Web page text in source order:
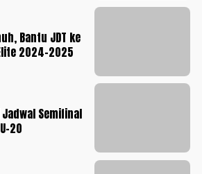
Bantu JDT ke
2024-2025
Semifinal
20